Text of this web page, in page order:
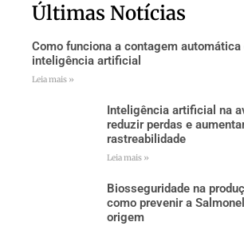
Últimas Notícias
Como funciona a contagem
inteligência artificial
Leia mais »
Inteligência artificial na
reduzir perdas e
rastreabilidade
Leia mais »
Biosseguridade na
como prevenir a
origem